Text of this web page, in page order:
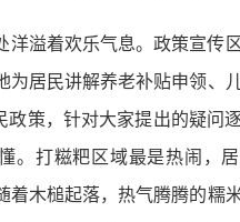
洋溢着欢乐气息。政策宣传
为居民讲解养老补贴申领、
政策，针对大家提出的疑问
。打糍粑区域最是热闹，
着木槌起落，热气腾腾的糯